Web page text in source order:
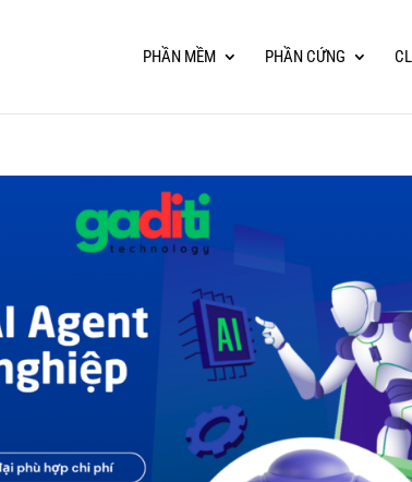
PHẦN MỀM PHẦN CỨNG